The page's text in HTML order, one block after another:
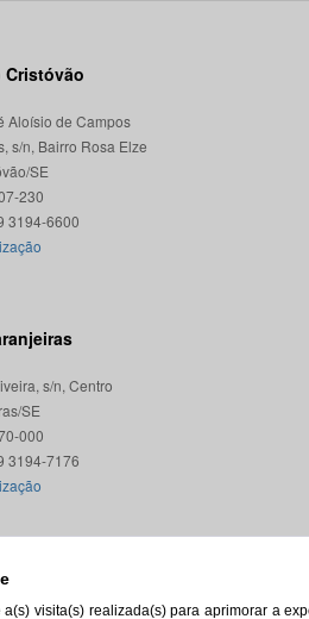
visita(s) realizada(s) para aprimorar a
Cristóvão
Aloísio de Campos
s/n, Bairro Rosa Elze
SE
230
s/n, Centro
SE
000